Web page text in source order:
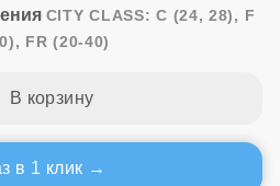
CITY CLASS: C (24, 28), F
FR (20-40)
в 1 клик